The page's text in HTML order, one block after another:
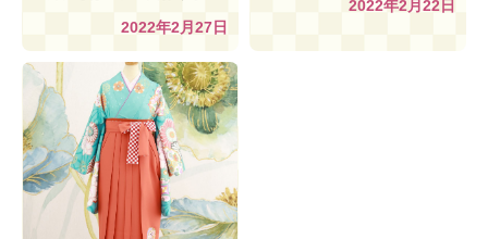
2022年2月27日
2022年2月22日